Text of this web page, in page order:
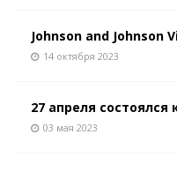
Johnson and Johnson
14 октября 2023
27 апреля состоялся
03 мая 2023